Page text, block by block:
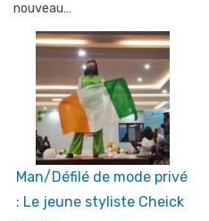
nouveau…
Man/Défilé de mode privé
: Le jeune styliste Cheick